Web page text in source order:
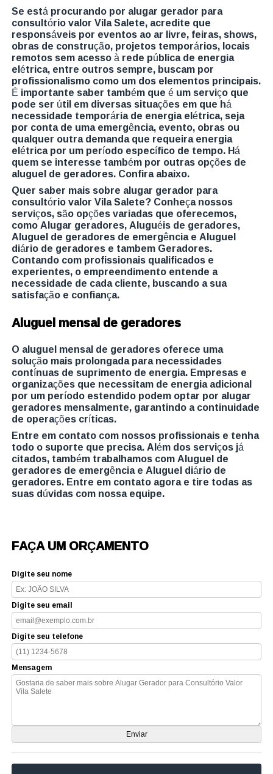
Se está procurando por alugar gerador para
consultório valor Vila Salete, acredite que
responsáveis por eventos ao ar livre, feiras, shows,
obras de construção, projetos temporários, locais
remotos sem acesso à rede pública de energia
elétrica, entre outros sempre, buscam por
profissionalismo como um dos elementos principais.
É importante saber também que é um serviço que
pode ser útil em diversas situações em que há
necessidade temporária de energia elétrica, seja
por conta de uma emergência, evento, obras ou
qualquer outra demanda que requeira energia
elétrica por um período específico de tempo. Há
quem se interesse também por outras opções de
aluguel de geradores. Confira abaixo.
Quer saber mais sobre alugar gerador para
consultório valor Vila Salete? Conheça nossos
serviços, são opções variadas que oferecemos,
como Alugar geradores, Aluguéis de geradores,
Aluguel de geradores de emergência e Aluguel
diário de geradores e tambem Geradores.
Contando com profissionais qualificados e
experientes, o empreendimento entende a
necessidade de cada cliente, buscando a sua
satisfação e confiança.
Aluguel mensal de geradores
O aluguel mensal de geradores oferece uma
solução mais prolongada para necessidades
contínuas de suprimento de energia. Empresas e
organizações que necessitam de energia adicional
por um período estendido podem optar por alugar
geradores mensalmente, garantindo a continuidade
de operações críticas.
Entre em contato com nossos profissionais e tenha
todo o suporte que precisa. Além dos serviços já
citados, também trabalhamos com Aluguel de
geradores de emergência e Aluguel diário de
geradores. Entre em contato agora e tire todas as
suas dúvidas com nossa equipe.
FAÇA UM ORÇAMENTO
Digite seu nome
Digite seu email
Digite seu telefone
Mensagem